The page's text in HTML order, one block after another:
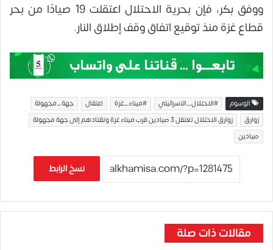
ووفق بكر، فإن بحرية الاحتلال اعتقلت 19 صيادًا من بحر
قطاع غزة منذ توقيع اتفاق وقف إطلاق النار.
الوسوم #الاحتلال_الاسرائيلي #ميناء_غزة اعتقال
جهة_مجهولة
زوارق
زوارق الاحتلال تعتقل 3 صيادين قرب ميناء غزة وتقتادهم إلى جهة مجهولة
صيادين
نسخ الرابط
مقالات ذات صلة